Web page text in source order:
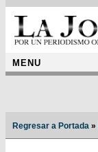
MENU
Regresar a Portada »